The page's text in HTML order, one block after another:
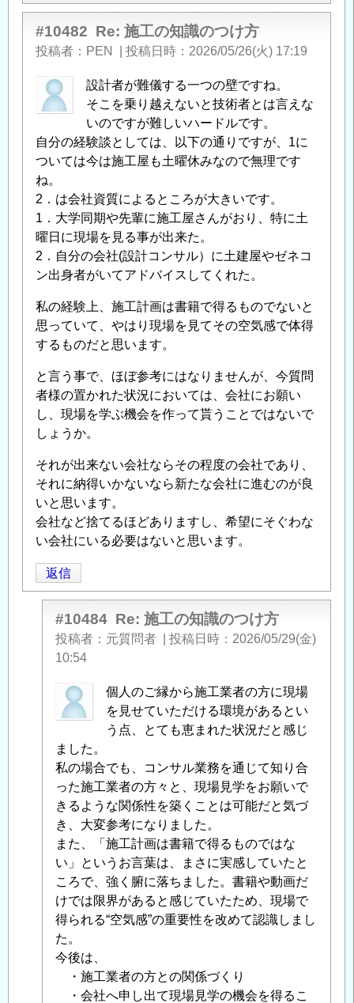
#10482 Re: 施工の知識のつけ方
投稿者 PEN 投稿日時 2026/05/26(火) 17:19
設計者が難儀する一つの壁ですね。
そこを乗り越えないと技術者とは言えな
いのですが難しいハードルです。
自分の経験談としては、以下の通りですが、1に
ついては今は施工屋も土曜休みなので無理です
ね。
2．は会社資質によるところが大きいです。
1．大学同期や先輩に施工屋さんがおり、特に土
曜日に現場を見る事が出来た。
2．自分の会社(設計コンサル）に土建屋やゼネコ
ン出身者がいてアドバイスしてくれた。
私の経験上、施工計画は書籍で得るものでないと
思っていて、やはり現場を見てその空気感で体得
するものだと思います。
と言う事で、ほぼ参考にはなりませんが、今質問
者様の置かれた状況においては、会社にお願い
し、現場を学ぶ機会を作って貰うことではないで
しょうか。
それが出来ない会社ならその程度の会社であり、
それに納得いかないなら新たな会社に進むのが良
いと思います。
会社など捨てるほどありますし、希望にそぐわな
い会社にいる必要はないと思います。
返信
#10484 Re: 施工の知識のつけ方
投稿者 元質問者 投稿日時
2026/05/29(金)
10:54
匿
名
稿
者
に
よ
る
「 Re:
施
工
の
知
識
の
個人のご縁から施工業者の方に現場
を見せていただける環境があるとい
う点、とても恵まれた状況だと感じ
ました。
私の場合でも、コンサル業務を通じて知り合
った施工業者の方々と、現場見学をお願いで
きるような関係性を築くことは可能だと気づ
き、大変参考になりました。
また、「施工計画は書籍で得るものではな
い」というお言葉は、まさに実感していたと
ころで、強く腑に落ちました。書籍や動画だ
けでは限界があると感じていたため、現場で
得られる“空気感”の重要性を改めて認識しまし
た。
今後は、
・施工業者の方との関係づくり
・会社へ申し出て現場見学の機会を得るこ